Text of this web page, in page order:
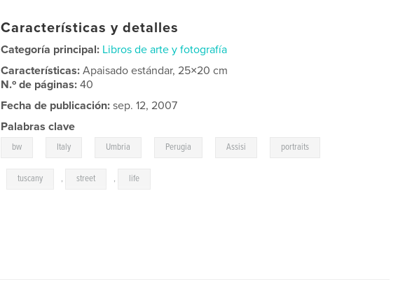
Características y detalles
Categoría principal: Libros de arte y fotografía
Características:Apaisado estándar, 25×20 cm
N.º de páginas:40
Fecha de publicación: sep. 12, 2007
Palabras clave
bw Italy Umbria Perugia Assisi portraits
tuscany , street , life